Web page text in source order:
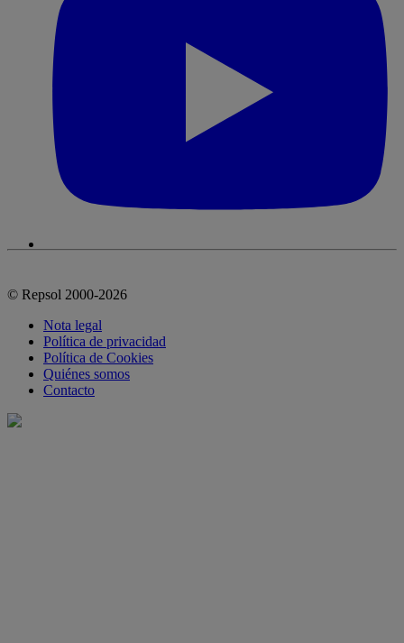
© Repsol 2000-2026
Nota legal
Política de privacidad
Política de Cookies
Quiénes somos
Contacto